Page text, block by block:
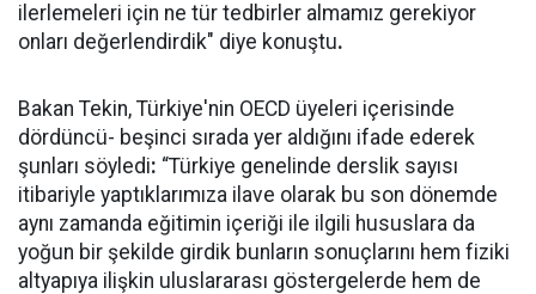
ilerlemeleri için ne tür tedbirler almamız gerekiyor
onları değerlendirdik" diye konuştu.
Bakan Tekin, Türkiye'nin OECD üyeleri içerisinde
dördüncü- beşinci sırada yer aldığını ifade ederek
şunları söyledi: “Türkiye genelinde derslik sayısı
itibariyle yaptıklarımıza ilave olarak bu son dönemde
aynı zamanda eğitimin içeriği ile ilgili hususlara da
yoğun bir şekilde girdik bunların sonuçlarını hem fiziki
altyapıya ilişkin uluslararası göstergelerde hem de